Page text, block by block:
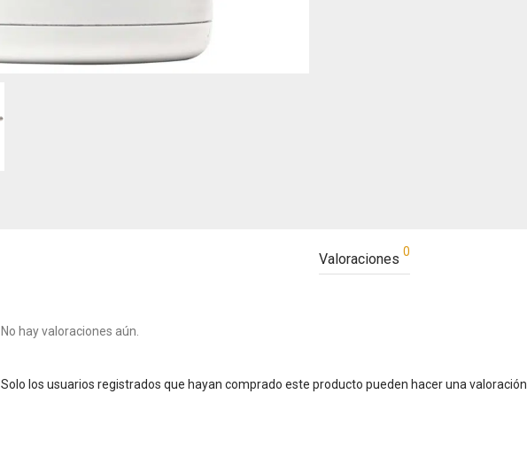
Valoraciones 0
No hay valoraciones aún.
Solo los usuarios registrados que hayan comprado este producto pueden hacer una valoración.